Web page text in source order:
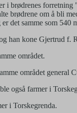
i brødrenes
brødrene om å bli
det samme som 540
han kone Gjertrud f.
området.
området
også farmer i
i Torskegrenda.